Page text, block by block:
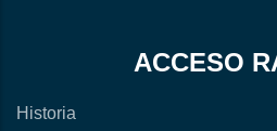
ACCESO
Historia